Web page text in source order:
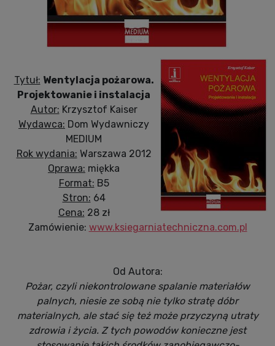
Tytuł: Wentylacja pożarowa.
Projektowanie i instalacja
Autor: Krzysztof Kaiser
Wydawca: Dom Wydawniczy
MEDIUM
Rok wydania: Warszawa 2012
Oprawa: miękka
Format: B5
Stron: 64
Cena: 28 zł
Zamówienie: www.ksiegarniatechniczna.com.pl
Od Autora:
Pożar, czyli niekontrolowane spalanie materiałów
palnych, niesie ze sobą nie tylko stratę dóbr
materialnych, ale stać się też może przyczyną utraty
zdrowia i życia. Z tych powodów konieczne jest